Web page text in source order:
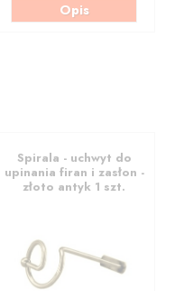
Opis
Spirala - uchwyt do
upinania firan i zasłon -
złoto antyk 1 szt.